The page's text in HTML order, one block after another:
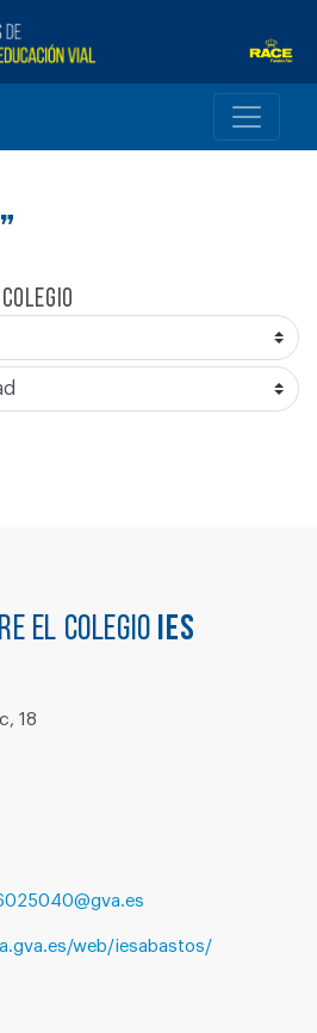
el colegio IES
18
web/iesabastos/